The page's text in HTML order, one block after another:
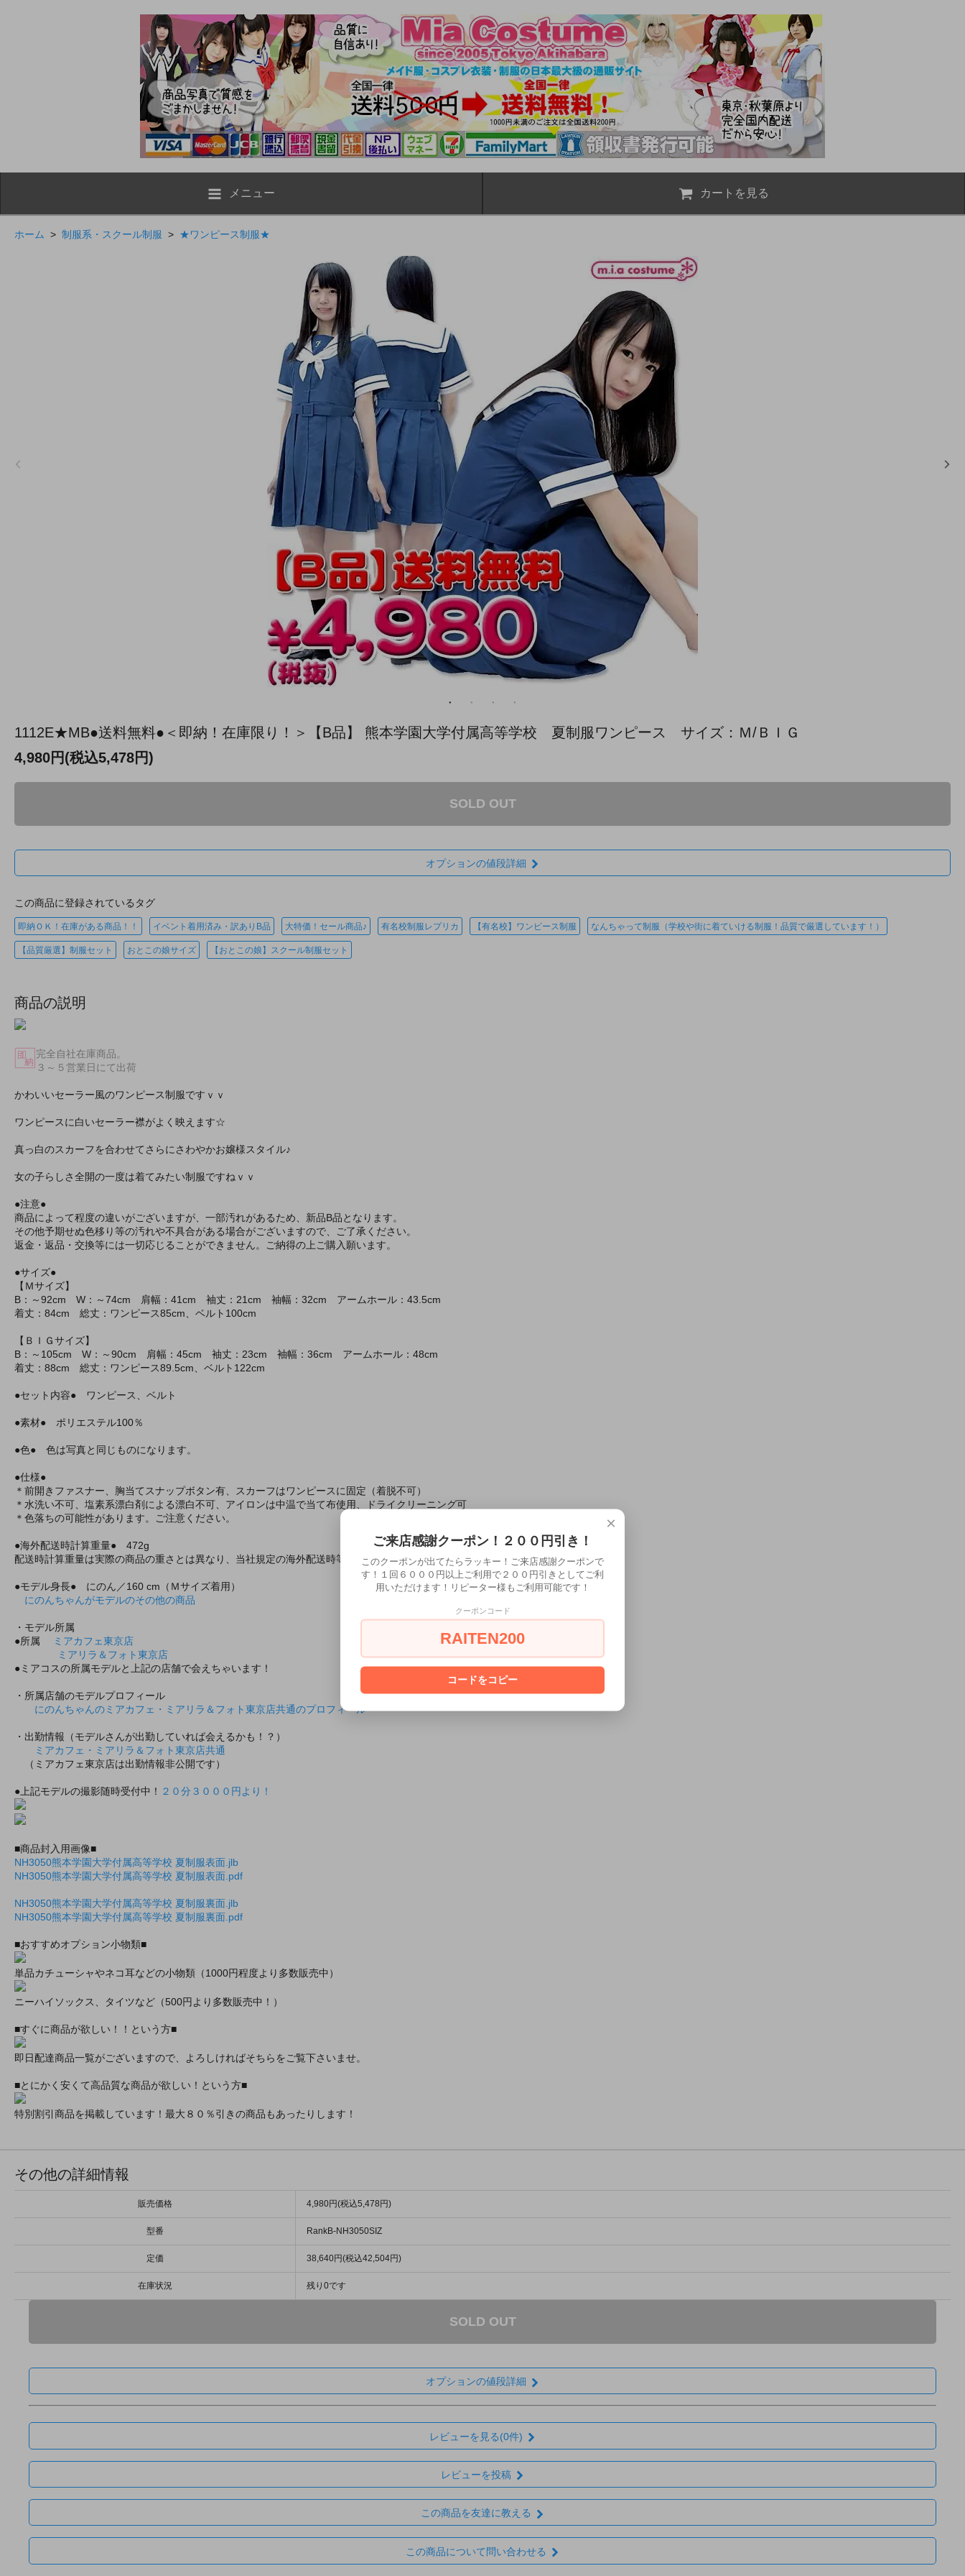
メニュー カートを見る
ホーム > 制服系・スクール制服 > ★ワンピース制服★
1112E★MB●送料無料●＜即納！在庫限り！＞【B品】 熊本学園大学付属高等学校 夏制服ワンピース サイズ：Ｍ/ＢＩＧ
4,980円(税込5,478円)
SOLD OUT
オプションの値段詳細
この商品に登録されているタグ
即納ＯＫ！在庫がある商品！！ イベント着用済み・訳ありB品 大特価！セール商品♪ 有名校制服レプリカ 【有名校】ワンピース制服 なんちゃって制服（学校や街に着ていける制服！品質で厳選しています！）
【品質厳選】制服セット おとこの娘サイズ 【おとこの娘】スクール制服セット
商品の説明
完全自社在庫商品。
３～５営業日にて出荷
かわいいセーラー風のワンピース制服ですｖｖ
ワンピースに白いセーラー襟がよく映えます☆
真っ白のスカーフを合わせてさらにさわやかお嬢様スタイル♪
女の子らしさ全開の一度は着てみたい制服ですねｖｖ
●注意●
商品によって程度の違いがございますが、一部汚れがあるため、新品B品となります。
その他予期せぬ色移り等の汚れや不具合がある場合がございますので、ご了承ください。
返金・返品・交換等には一切応じることができません。ご納得の上ご購入願います。
●サイズ●
【Ｍサイズ】
B：～92cm W：～74cm 肩幅：41cm 袖丈：21cm 袖幅：32cm アームホール：43.5cm
着丈：84cm 総丈：ワンピース85cm、ベルト100cm
【ＢＩＧサイズ】
B：～105cm W：～90cm 肩幅：45cm 袖丈：23cm 袖幅：36cm アームホール：48cm
着丈：88cm 総丈：ワンピース89.5cm、ベルト122cm
●セット内容● ワンピース、ベルト
●素材● ポリエステル100％
●色● 色は写真と同じものになります。
●仕様●
＊前開きファスナー、胸当てスナップボタン有、スカーフはワンピースに固定（着脱不可）
＊水洗い不可、塩素系漂白剤による漂白不可、アイロンは中温で当て布使用、ドライクリーニング可
＊色落ちの可能性があります。ご注意ください。
●海外配送時計算重量● 472g
配送時計算重量は実際の商品の重さとは異なり、当社規定の海外配送時等の送料自動計算に使う重量となります。
●モデル身長● にのん／160 cm（Ｍサイズ着用）
にのんちゃんがモデルのその他の商品
・モデル所属
●所属
ミアカフェ東京店
ミアリラ＆フォト東京店
●ミアコスの所属モデルと上記の店舗で会えちゃいます！
・所属店舗のモデルプロフィール
にのんちゃんのミアカフェ・ミアリラ＆フォト東京店共通のプロフィール
・出勤情報（モデルさんが出勤していれば会えるかも！？）
ミアカフェ・ミアリラ＆フォト東京店共通
（ミアカフェ東京店は出勤情報非公開です）
●上記モデルの撮影随時受付中！ ２０分３０００円より！
■商品封入用画像■
NH3050熊本学園大学付属高等学校 夏制服表面.jlb
NH3050熊本学園大学付属高等学校 夏制服表面.pdf
NH3050熊本学園大学付属高等学校 夏制服裏面.jlb
NH3050熊本学園大学付属高等学校 夏制服裏面.pdf
■おすすめオプション小物類■
単品カチューシャやネコ耳などの小物類（1000円程度より多数販売中）
ニーハイソックス、タイツなど（500円より多数販売中！）
■すぐに商品が欲しい！！という方■
即日配達商品一覧がございますので、よろしければそちらをご覧下さいませ。
■とにかく安くて高品質な商品が欲しい！という方■
特別割引商品を掲載しています！最大８０％引きの商品もあったりします！
その他の詳細情報
販売価格 4,980円(税込5,478円)
型番 RankB-NH3050SIZ
定価 38,640円(税込42,504円)
在庫状況 残り0です
SOLD OUT
オプションの値段詳細
レビューを見る(0件)
レビューを投稿
この商品を友達に教える
この商品について問い合わせる
×
ご来店感謝クーポン！２００円引き！
このクーポンが出てたらラッキー！ご来店感謝クーポンで
す！１回６０００円以上ご利用で２００円引きとしてご利
用いただけます！リピーター様もご利用可能です！
クーポンコード
RAITEN200
コードをコピー